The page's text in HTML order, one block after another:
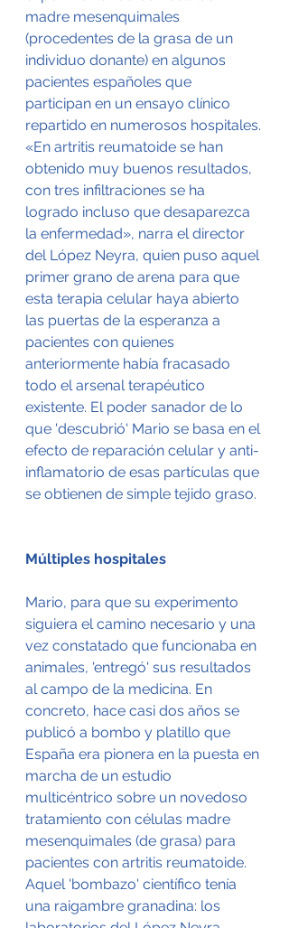
madre mesenquimales
(procedentes de la grasa de un
individuo donante) en algunos
pacientes españoles que
participan en un ensayo clínico
repartido en numerosos hospitales.
«En artritis reumatoide se han
obtenido muy buenos resultados,
con tres infiltraciones se ha
logrado incluso que desaparezca
la enfermedad», narra el director
del López Neyra, quien puso aquel
primer grano de arena para que
esta terapia celular haya abierto
las puertas de la esperanza a
pacientes con quienes
anteriormente había fracasado
todo el arsenal terapéutico
existente. El poder sanador de lo
que 'descubrió' Mario se basa en el
efecto de reparación celular y anti-
inflamatorio de esas partículas que
se obtienen de simple tejido graso.
Múltiples hospitales
Mario, para que su experimento
siguiera el camino necesario y una
vez constatado que funcionaba en
animales, 'entregó' sus resultados
al campo de la medicina. En
concreto, hace casi dos años se
publicó a bombo y platillo que
España era pionera en la puesta en
marcha de un estudio
multicéntrico sobre un novedoso
tratamiento con células madre
mesenquimales (de grasa) para
pacientes con artritis reumatoide.
Aquel 'bombazo' científico tenía
una raigambre granadina: los